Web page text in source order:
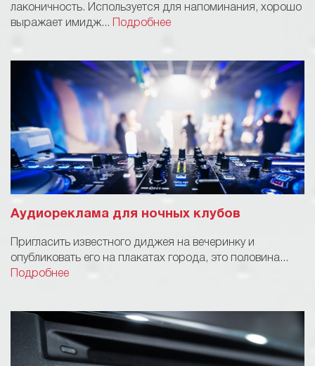
лаконичность. Используется для напоминания, хорошо
выражает имидж...
Подробнее
Аудиореклама для ночных клубов
Пригласить известного диджея на вечеринку и
опубликовать его на плакатах города, это половина...
Подробнее